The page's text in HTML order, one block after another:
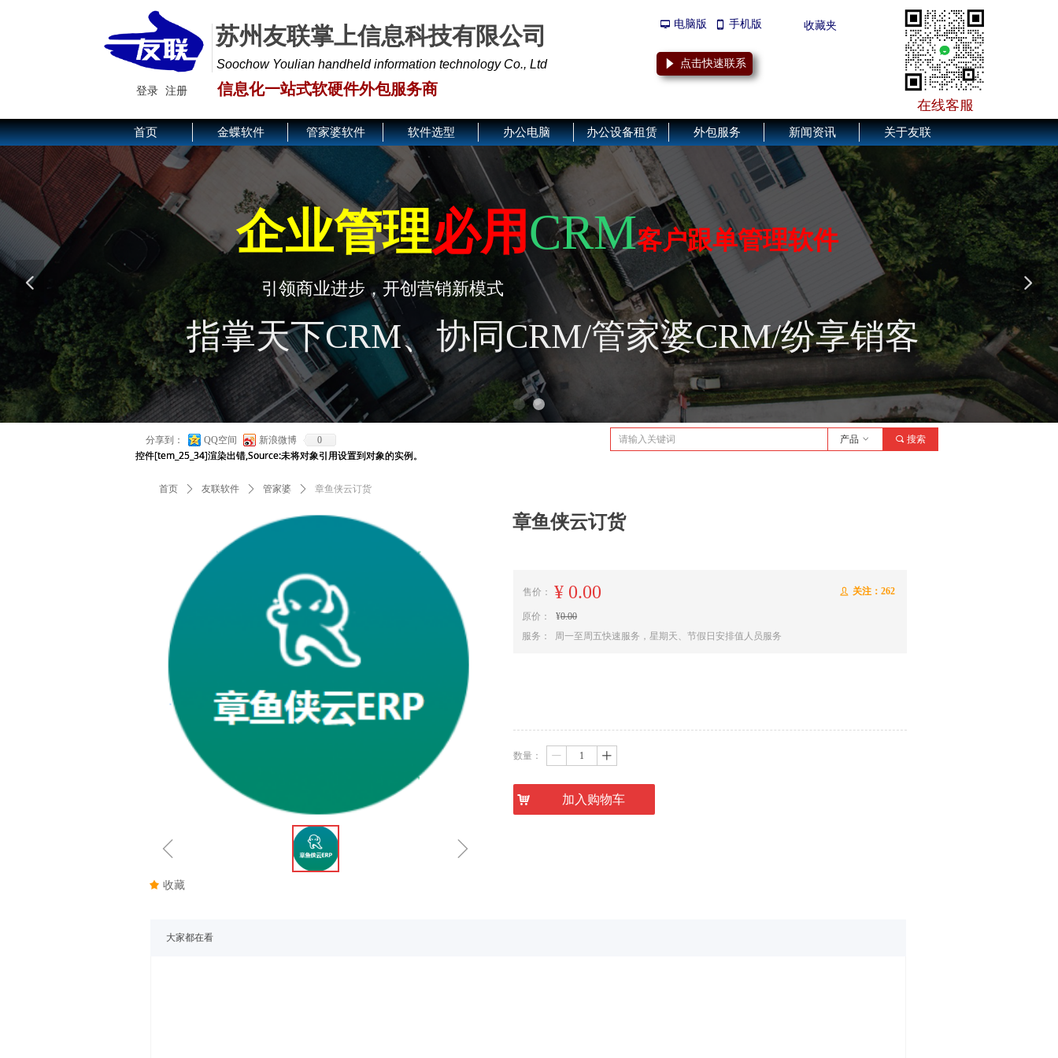
苏州友联掌上信息科技有限公司 넡 电脑版 넓 手机版 收藏夹
信息化一站式软硬件外包服务商
Soochow Youlian handheld information technology Co., Ltd
登录 注册
념 点击快速联系
在线客服
引领商业进步，开创营销新模式
企业管理必用CRM客户跟单管理软件
指掌天下CRM、协同CRM/管家婆CRM/纷享销客
CRM
了解详情
数字工厂 ERP+工业智能互联网
WMS MES CRM PLM
" 传统工厂 转型 "数字工厂
让管理更轻松！
上门演示 按需选购 快捷服务
넳 넲
首页 金蝶软件 管家婆软件 软件选型 办公电脑 办公设备租赁 外包服务 新闻资讯 关于友联
끠 搜索
产品 ꀁ
分享到： QQ空间 新浪微博 0
首页 ꄲ 友联软件 ꄲ 管家婆 ꄲ 章鱼侠云订货
ꁆ ꁇ
章鱼侠云订货
售价： ¥ 0.00
原价： ¥0.00
ꄑ 关注： 262
服务： 周一至周五快速服务，星期天、节假日安排值人员服务
끄 收藏
数量： ꄷ ꄸ
大家都在看
控件[tem_25_34]渲染出错,Source:未将对象引用设置到对象的实例。
낙 加入购物车
控件[tem_25_34]渲染出错,Source:未将对象引用设置到对象的实例。